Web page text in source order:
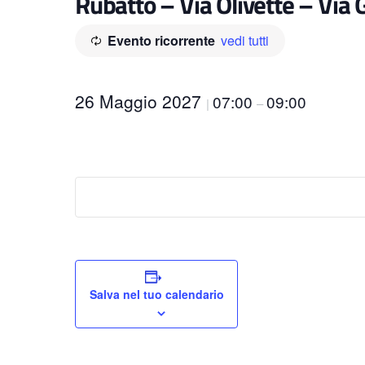
Evento ricorrente vedi tutti
26 Maggio 2027 | 07:00 –09:00
Salva nel tuo calendario